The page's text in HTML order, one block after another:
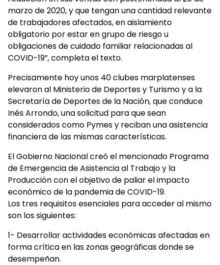
marzo de 2020, y que tengan una cantidad relevante
de trabajadores afectados, en aislamiento
obligatorio por estar en grupo de riesgo u
obligaciones de cuidado familiar relacionadas al
COVID-19”, completa el texto.
Precisamente hoy unos 40 clubes marplatenses
elevaron al Ministerio de Deportes y Turismo y a la
Secretaría de Deportes de la Nación, que conduce
Inés Arrondo, una solicitud para que sean
considerados como Pymes y reciban una asistencia
financiera de las mismas características.
El Gobierno Nacional creó el mencionado Programa
de Emergencia de Asistencia al Trabajo y la
Producción con el objetivo de paliar el impacto
económico de la pandemia de COVID-19.
Los tres requisitos esenciales para acceder al mismo
son los siguientes:
1- Desarrollar actividades económicas afectadas en
forma crítica en las zonas geográficas donde se
desempeñan.